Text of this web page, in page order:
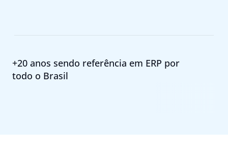
+20 anos sendo referência em ERP por
todo o Brasil